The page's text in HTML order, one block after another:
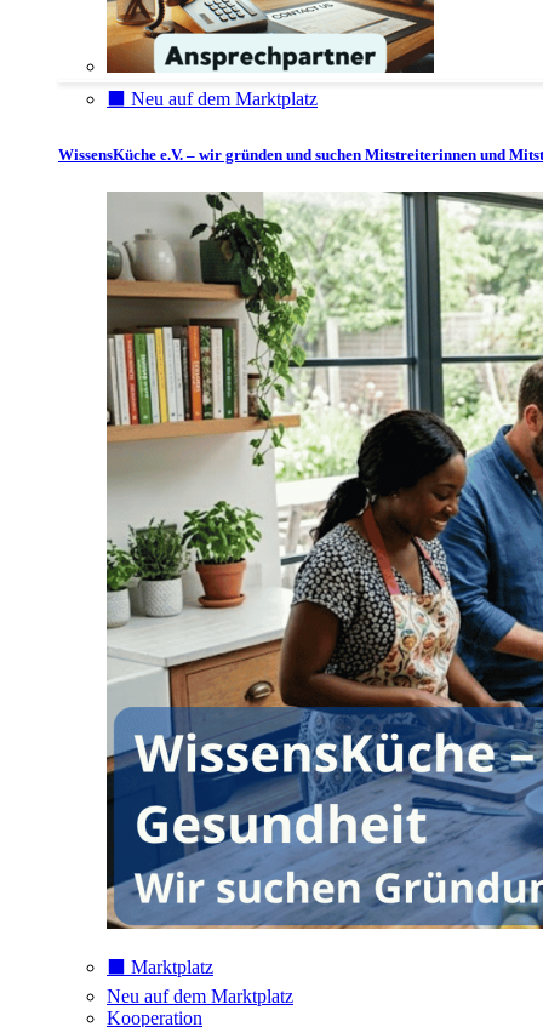
⬛️ Neu auf dem Marktplatz
WissensKüche e.V. – wir gründen und suchen Mitstreiterinnen und
⬛️ Marktplatz
Neu auf dem Marktplatz
Kooperation